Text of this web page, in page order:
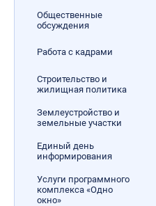
Общественные
обсуждения
Работа с кадрами
Строительство и
жилищная политика
Землеустройство и
земельные участки
Единый день
информирования
Услуги программного
комплекса «Одно
окно»